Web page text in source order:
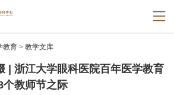
教育 > 教学文库
| 浙江大学眼科医院百年医学教育
教师节之际